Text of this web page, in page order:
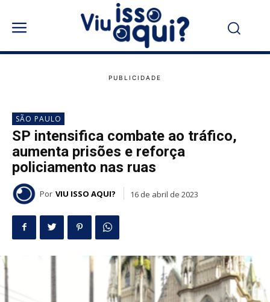
SÃO PAULO
SP intensifica combate ao tráfico,
aumenta prisões e reforça
policiamento nas ruas
Por VIU ISSO AQUI? 16 de abril de 2023